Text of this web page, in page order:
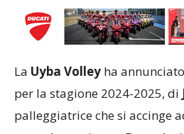
La Uyba Volley ha
per la stagione 2024-2025, di
palleggiatrice che si accinge